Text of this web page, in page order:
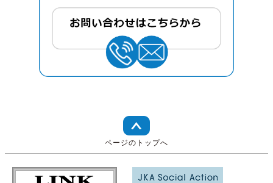
ページのトップへ